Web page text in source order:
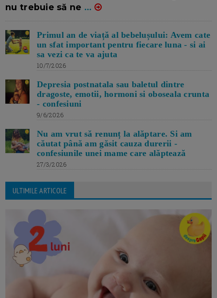
nu trebuie să ne ...
Primul an de viață al bebelușului: Avem cate
un sfat important pentru fiecare luna - si ai
sa vezi ca te va ajuta
10/7/2026
Depresia postnatala sau baletul dintre
dragoste, emotii, hormoni si oboseala crunta
- confesiuni
9/6/2026
Nu am vrut să renunț la alăptare. Si am
căutat până am găsit cauza durerii -
confesiunile unei mame care alăptează
27/3/2026
ULTIMILE ARTICOLE